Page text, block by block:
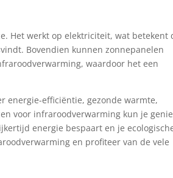
Het werkt op elektriciteit, wat betekent
Bovendien kunnen zonnepanelen
waardoor het een
energie-efficiëntie, gezonde warmte,
voor infraroodverwarming kun je
energie bespaart en je
en profiteer van de vele